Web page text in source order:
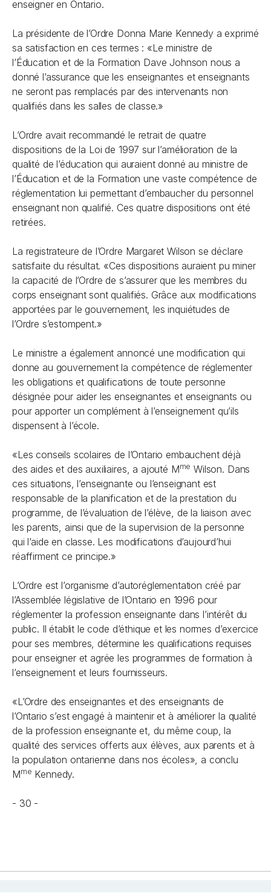
enseigner en Ontario.
La présidente de l’Ordre Donna Marie Kennedy a exprimé
sa satisfaction en ces termes : «Le ministre de
l’Éducation et de la Formation Dave Johnson nous a
donné l’assurance que les enseignantes et enseignants
ne seront pas remplacés par des intervenants non
qualifiés dans les salles de classe.»
L’Ordre avait recommandé le retrait de quatre
dispositions de la Loi de 1997 sur l’amélioration de la
qualité de l’éducation qui auraient donné au ministre de
l’Éducation et de la Formation une vaste compétence de
réglementation lui permettant d’embaucher du personnel
enseignant non qualifié. Ces quatre dispositions ont été
retirées.
La registrateure de l’Ordre Margaret Wilson se déclare
satisfaite du résultat. «Ces dispositions auraient pu miner
la capacité de l’Ordre de s’assurer que les membres du
corps enseignant sont qualifiés. Grâce aux modifications
apportées par le gouvernement, les inquiétudes de
l’Ordre s’estompent.»
Le ministre a également annoncé une modification qui
donne au gouvernement la compétence de réglementer
les obligations et qualifications de toute personne
désignée pour aider les enseignantes et enseignants ou
pour apporter un complément à l’enseignement qu’ils
dispensent à l’école.
«Les conseils scolaires de l’Ontario embauchent déjà
des aides et des auxiliaires, a ajouté Mme Wilson. Dans
ces situations, l’enseignante ou l’enseignant est
responsable de la planification et de la prestation du
programme, de l’évaluation de l’élève, de la liaison avec
les parents, ainsi que de la supervision de la personne
qui l’aide en classe. Les modifications d’aujourd’hui
réaffirment ce principe.»
L’Ordre est l’organisme d’autoréglementation créé par
l’Assemblée législative de l’Ontario en 1996 pour
réglementer la profession enseignante dans l’intérêt du
public. Il établit le code d’éthique et les normes d’exercice
pour ses membres, détermine les qualifications requises
pour enseigner et agrée les programmes de formation à
l’enseignement et leurs fournisseurs.
«L’Ordre des enseignantes et des enseignants de
l’Ontario s’est engagé à maintenir et à améliorer la qualité
de la profession enseignante et, du même coup, la
qualité des services offerts aux élèves, aux parents et à
la population ontarienne dans nos écoles», a conclu
Mme Kennedy.
- 30 -